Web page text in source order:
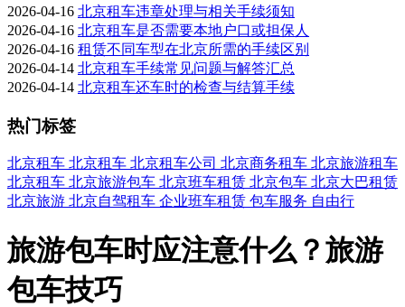
2026-04-16 北京租车违章处理与相关手续须知
2026-04-16 北京租车是否需要本地户口或担保人
2026-04-16 租赁不同车型在北京所需的手续区别
2026-04-14 北京租车手续常见问题与解答汇总
2026-04-14 北京租车还车时的检查与结算手续
热门标签
北京租车 北京租车 北京租车公司 北京商务租车 北京旅游租车
北京租车 北京旅游包车 北京班车租赁 北京包车 北京大巴租赁
北京旅游 北京自驾租车 企业班车租赁 包车服务 自由行
旅游包车时应注意什么？旅游
包车技巧